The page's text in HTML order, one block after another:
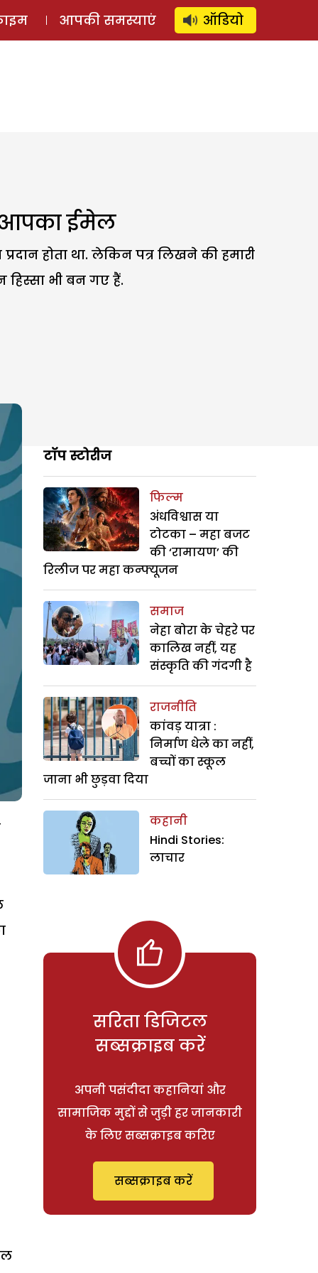
लॉग इन ⚲ SUBSCRIBE
आपकी समस्याएं ऑडियो
आपका ईमेल
होता था. लेकिन पत्र लिखने की हमारी
भी बन गए हैं.
टॉप स्टोरीज
फिल्म
अंधविश्वास या
टोटका – महा बजट
की ‘रामायण’ की
रिलीज पर महा कन्फ्यूजन
समाज
नेहा बोरा के चेहरे पर
कालिख नहीं, यह
संस्कृति की गंदगी है
राजनीति
कांवड़ यात्रा :
निर्माण धेले का नहीं,
बच्चों का स्कूल
जाना भी छुड़वा दिया
कहानी
Hindi Stories:
लाचार
सरिता डिजिटल
सब्सक्राइब करें
अपनी पसंदीदा कहानियां और
सामाजिक मुद्दों से जुड़ी हर जानकारी
के लिए सब्सक्राइब करिए
सब्सक्राइब करें